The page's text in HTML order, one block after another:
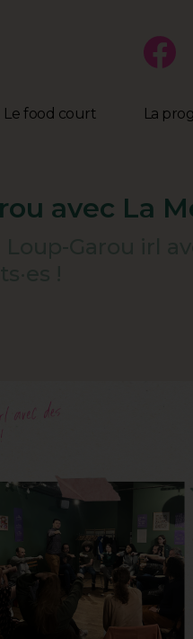
Le food court La
avec La